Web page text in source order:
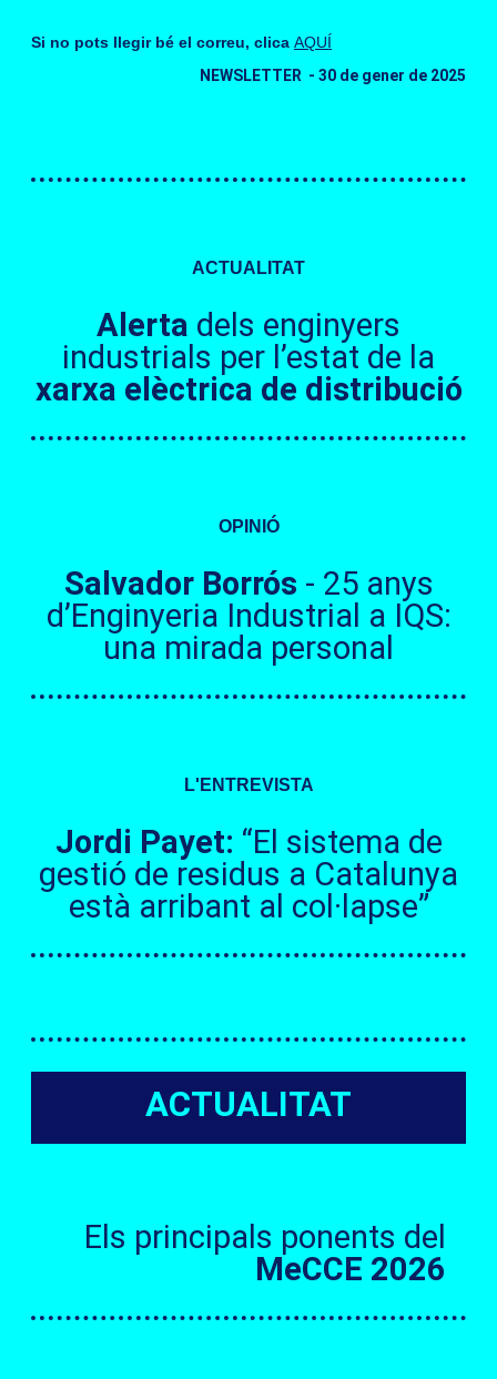
Si no pots llegir bé el correu, clica AQUÍ
NEWSLETTER - 30 de gener de 2025
ACTUALITAT
Alerta dels enginyers
industrials per l’estat de la
xarxa elèctrica de distribució
OPINIÓ
Salvador Borrós - 25 anys
d’Enginyeria Industrial a IQS:
una mirada personal
L'ENTREVISTA
Jordi Payet: “El sistema de
gestió de residus a Catalunya
està arribant al col·lapse”
ACTUALITAT
Els principals ponents del
MeCCE 2026